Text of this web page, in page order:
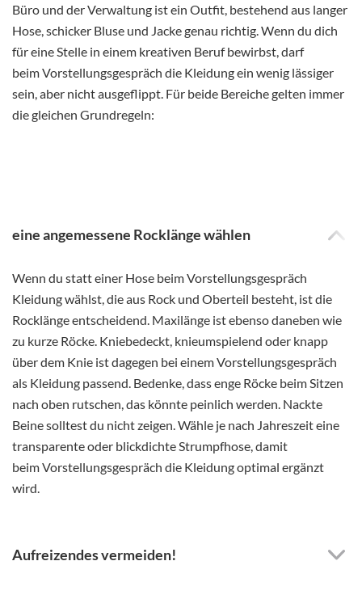
Büro und der Verwaltung ist ein Outfit, bestehend aus langer
Hose, schicker Bluse und Jacke genau richtig. Wenn du dich
für eine Stelle in einem kreativen Beruf bewirbst, darf
beim Vorstellungsgespräch die Kleidung ein wenig lässiger
sein, aber nicht ausgeflippt. Für beide Bereiche gelten immer
die gleichen Grundregeln:
eine angemessene Rocklänge wählen
Wenn du statt einer Hose beim Vorstellungsgespräch
Kleidung wählst, die aus Rock und Oberteil besteht, ist die
Rocklänge entscheidend. Maxilänge ist ebenso daneben wie
zu kurze Röcke. Kniebedeckt, knieumspielend oder knapp
über dem Knie ist dagegen bei einem Vorstellungsgespräch
als Kleidung passend. Bedenke, dass enge Röcke beim Sitzen
nach oben rutschen, das könnte peinlich werden. Nackte
Beine solltest du nicht zeigen. Wähle je nach Jahreszeit eine
transparente oder blickdichte Strumpfhose, damit
beim Vorstellungsgespräch die Kleidung optimal ergänzt
wird.
Aufreizendes vermeiden!